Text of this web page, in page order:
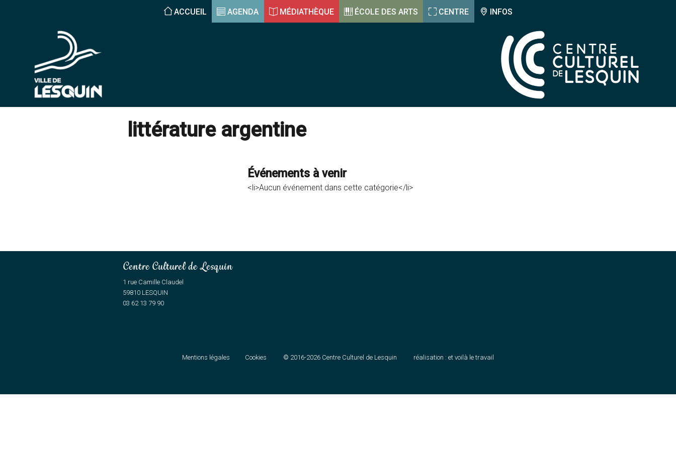
ACCUEIL AGENDA MÉDIATHÈQUE ÉCOLE DES ARTS CENTRE INFOS
littérature argentine
Événements à venir
<li>Aucun événement dans cette catégorie</li>
Centre Culturel de Lesquin
1 rue Camille Claudel
59810 LESQUIN
03 62 13 79 90
Mentions légales Cookies © 2016-2026 Centre Culturel de Lesquin réalisation : et voilà le travail